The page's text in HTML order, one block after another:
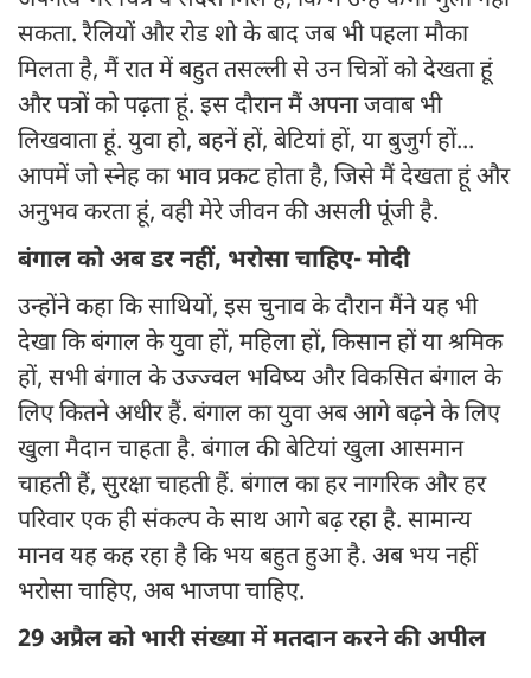
सकता. रैलियों और रोड शो के बाद जब भी पहला मौका
मिलता है, मैं रात में बहुत तसल्ली से उन चित्रों को देखता हूं
और पत्रों को पढ़ता हूं. इस दौरान मैं अपना जवाब भी
लिखवाता हूं. युवा हो, बहनें हों, बेटियां हों, या बुजुर्ग हों...
आपमें जो स्नेह का भाव प्रकट होता है, जिसे मैं देखता हूं और
अनुभव करता हूं, वही मेरे जीवन की असली पूंजी है.
बंगाल को अब डर नहीं, भरोसा चाहिए- मोदी
उन्होंने कहा कि साथियों, इस चुनाव के दौरान मैंने यह भी
देखा कि बंगाल के युवा हों, महिला हों, किसान हों या श्रमिक
हों, सभी बंगाल के उज्ज्वल भविष्य और विकसित बंगाल के
लिए कितने अधीर हैं. बंगाल का युवा अब आगे बढ़ने के लिए
खुला मैदान चाहता है. बंगाल की बेटियां खुला आसमान
चाहती हैं, सुरक्षा चाहती हैं. बंगाल का हर नागरिक और हर
परिवार एक ही संकल्प के साथ आगे बढ़ रहा है. सामान्य
मानव यह कह रहा है कि भय बहुत हुआ है. अब भय नहीं
भरोसा चाहिए, अब भाजपा चाहिए.
29 अप्रैल को भारी संख्या में मतदान करने की अपील